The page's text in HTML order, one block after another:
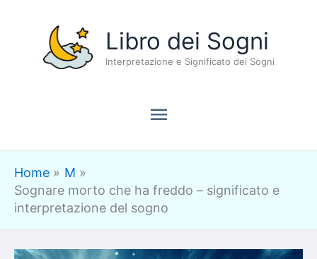
contenuto
Libro dei Sogni
Interpretazione e Significato dei Sogni
Menu
principale
Home
M
Sognare morto che ha freddo – significato e
interpretazione del sogno